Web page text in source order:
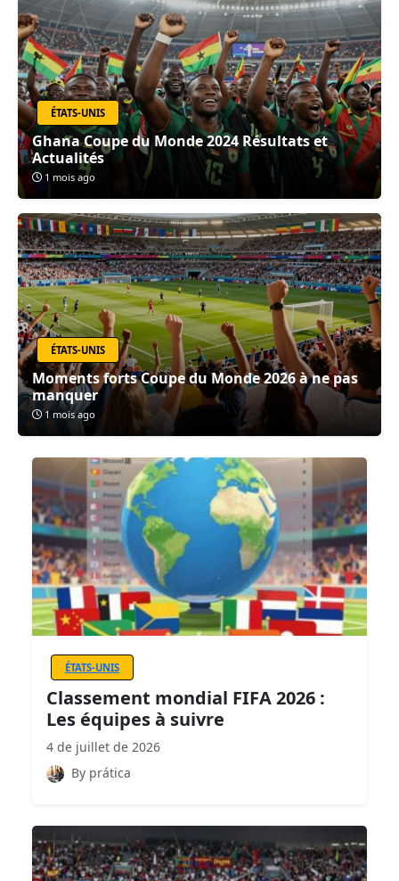
ÉTATS-UNIS
Ghana Coupe du Monde 2024 Résultats et
Actualités
1 mois ago
ÉTATS-UNIS
Moments forts Coupe du Monde 2026 à ne pas
manquer
1 mois ago
ÉTATS-UNIS
Classement mondial FIFA 2026 :
Les équipes à suivre
4 de juillet de 2026
By prática